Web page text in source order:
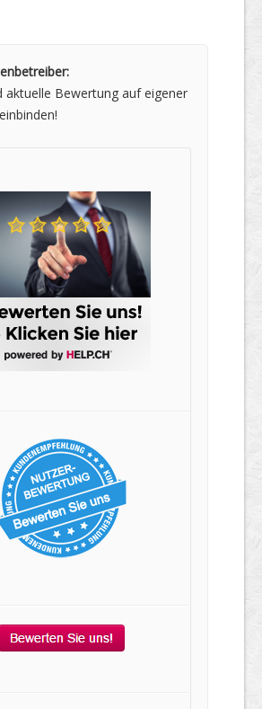
aktuelle Bewertung auf eigener